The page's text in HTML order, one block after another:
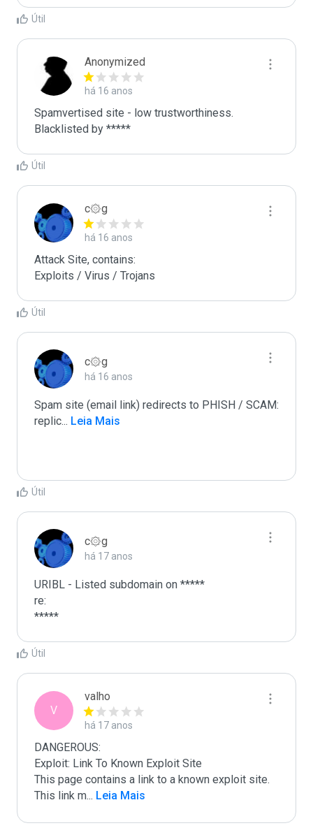
Útil
Anonymized
há 16 anos
Spamvertised site - low trustworthiness.
Blacklisted by *****
Útil
c۞g
há 16 anos
Attack Site, contains:
Exploits / Virus / Trojans
Útil
c۞g
há 16 anos
Spam site (email link) redirects to PHISH / SCAM:
replic... Leia Mais
Útil
c۞g
há 17 anos
URIBL - Listed subdomain on *****
re:
*****
Útil
V
valho
há 17 anos
DANGEROUS:
Exploit: Link To Known Exploit Site
This page contains a link to a known exploit site.
This link m... Leia Mais